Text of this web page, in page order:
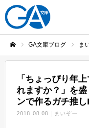
GA文庫ブログ ま
「ちょっぴり年
れますか？」を
ンで作るガチ推
2018.08.08 まいぞー